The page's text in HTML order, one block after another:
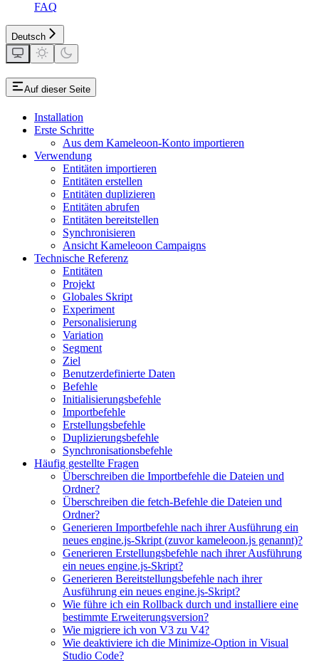
FAQ
Deutsch
Auf dieser Seite
Installation
Erste Schritte
Aus dem Kameleoon-Konto importieren
Verwendung
Entitäten importieren
Entitäten erstellen
Entitäten duplizieren
Entitäten abrufen
Entitäten bereitstellen
Synchronisieren
Ansicht Kameleoon Campaigns
Technische Referenz
Entitäten
Projekt
Globales Skript
Experiment
Personalisierung
Variation
Segment
Ziel
Benutzerdefinierte Daten
Befehle
Initialisierungsbefehle
Importbefehle
Erstellungsbefehle
Duplizierungsbefehle
Synchronisationsbefehle
Häufig gestellte Fragen
Überschreiben die Importbefehle die Dateien und
Ordner?
Überschreiben die fetch-Befehle die Dateien und
Ordner?
Generieren Importbefehle nach ihrer Ausführung ein
neues engine.js-Skript (zuvor kameleoon.js genannt)?
Generieren Erstellungsbefehle nach ihrer Ausführung
ein neues engine.js-Skript?
Generieren Bereitstellungsbefehle nach ihrer
Ausführung ein neues engine.js-Skript?
Wie führe ich ein Rollback durch und installiere eine
bestimmte Erweiterungsversion?
Wie migriere ich von V3 zu V4?
Wie deaktiviere ich die Minimize-Option in Visual
Studio Code?